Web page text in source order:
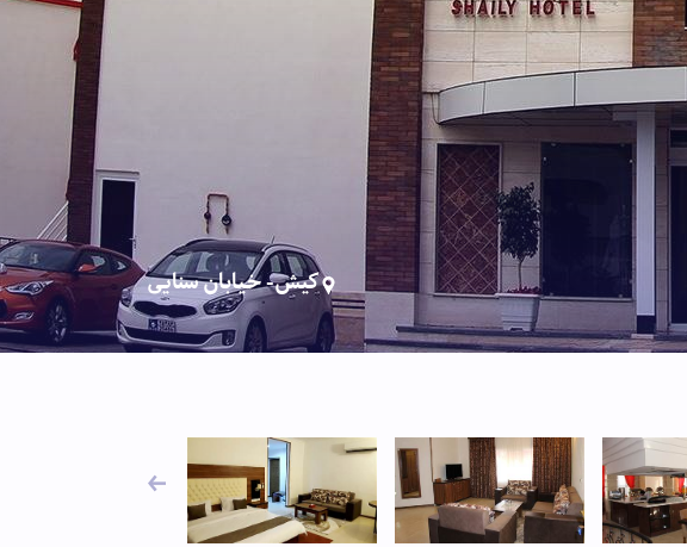
کیش- خیابان سنایی